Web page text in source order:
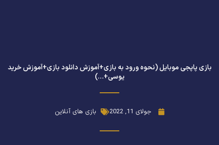
بازی پاپجی موبایل (نحوه ورود به بازی+آموزش دانلود بازی+آموزش خرید
یوسی+…)
جولای 11, 2022 بازی های آنلاین